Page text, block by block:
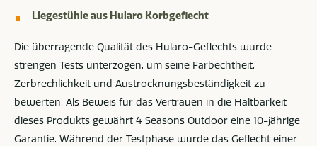
Liegestühle aus Hularo Korbgeflecht
Die überragende Qualität des Hularo-Geflechts wurde
strengen Tests unterzogen, um seine Farbechtheit,
Zerbrechlichkeit und Austrocknungsbeständigkeit zu
bewerten. Als Beweis für das Vertrauen in die Haltbarkeit
dieses Produkts gewährt 4 Seasons Outdoor eine 10-jährige
Garantie. Während der Testphase wurde das Geflecht einer